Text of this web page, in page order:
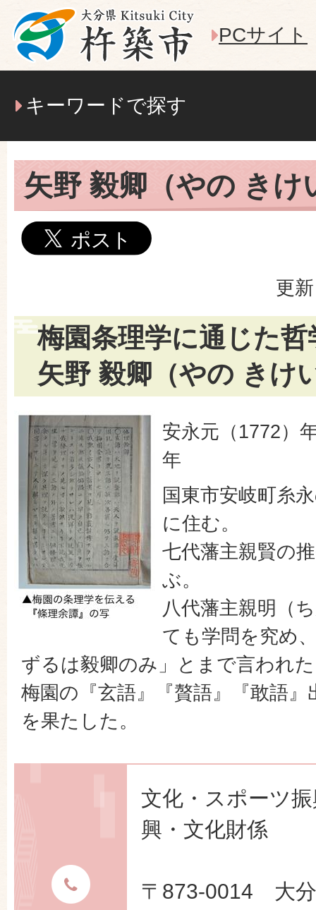
PCサイト
キーワードで探す
矢野 毅卿（やの きけ
更
梅園条理学に通じた哲
矢野 毅卿（やの きけ
安永元（1772）
年
国東市安岐町糸
に住む。
七代藩主親賢の
ぶ。
八代藩主親明（
ても学問を究め
ずるは毅卿のみ」とまで言われ
梅園の『玄語』『贅語』『敢語
を果たした。
文化・スポーツ
興・文化財係
〒873-0014 大